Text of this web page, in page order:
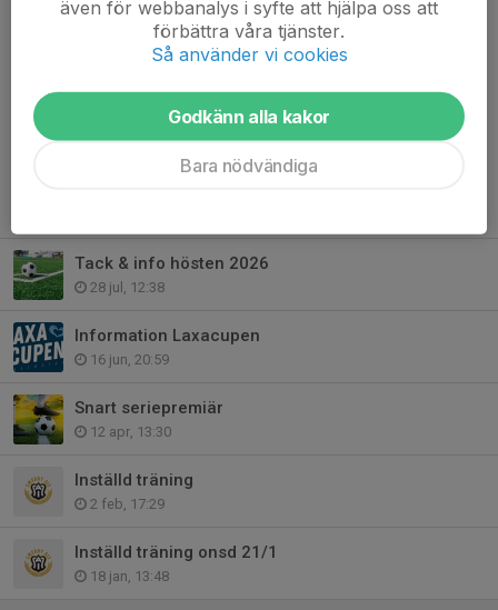
Dela nyhet
Tack & info hösten 2026
28 jul, 12:38
Information Laxacupen
16 jun, 20:59
Snart seriepremiär
12 apr, 13:30
Inställd träning
2 feb, 17:29
Inställd träning onsd 21/1
18 jan, 13:48
även för webbanalys i syfte att hjälpa oss att
förbättra våra tjänster.
Så använder vi cookies
Godkänn alla kakor
Bara nödvändiga